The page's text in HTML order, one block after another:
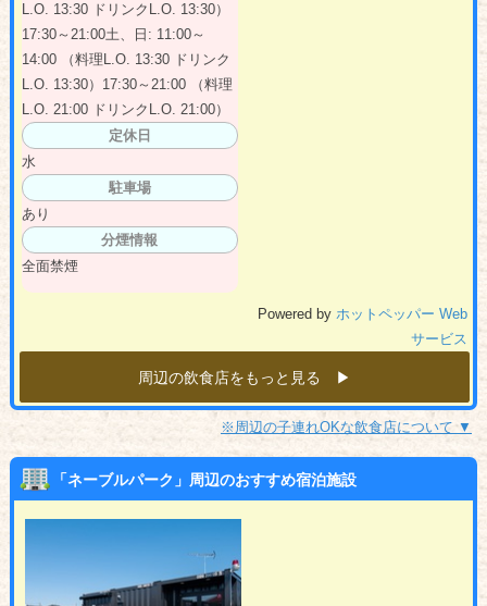
L.O. 13:30 ドリンクL.O. 13:30）
17:30～21:00土、日: 11:00～
14:00 （料理L.O. 13:30 ドリンク
L.O. 13:30）17:30～21:00 （料理
L.O. 21:00 ドリンクL.O. 21:00）
定休日
水
駐車場
あり
分煙情報
全面禁煙
Powered byホットペッパー Web
サービス
周辺の飲食店をもっと見る ▶︎
※周辺の子連れOKな飲食店について ▼
「ネーブルパーク」周辺のおすすめ宿泊施設